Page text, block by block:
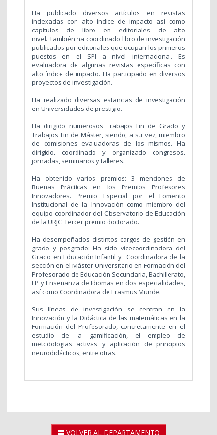
Ha publicado diversos artículos en revistas
indexadas con alto índice de impacto así como
capítulos de libro en editoriales de alto
nivel. También ha coordinado libro de investigación
publicados por editoriales que ocupan los primeros
puestos en el SPI a nivel internacional. Es
evaluadora de algunas revistas específicas con
alto índice de impacto. Ha participado en diversos
proyectos de investigación.
Ha realizado diversas estancias de investigación
en Universidades de prestigio.
Ha dirigido numerosos Trabajos Fin de Grado y
Trabajos Fin de Máster, siendo, a su vez, miembro
de comisiones evaluadoras de los mismos. Ha
dirigido, coordinado y organizado congresos,
jornadas, seminarios y talleres.
Ha obtenido varios premios: 3 menciones de
Buenas Prácticas en los Premios Profesores
Innovadores. Premio Especial por el Fomento
Institucional de la Innovación como miembro del
equipo coordinador del Observatorio de Educación
de la URJC. Tercer premio doctorado.
Ha desempeñados distintos cargos de gestión en
grado y posgrado: Ha sido vicecoordinadora del
Grado en Educación Infantil y Coordinadora de la
sección en el Máster Universitario en Formación del
Profesorado de Educación Secundaria, Bachillerato,
FP y Enseñanza de Idiomas en dos especialidades,
así como Coordinadora de Erasmus Munde.
Sus líneas de investigación se centran en la
Innovación y la Didáctica de las matemáticas en la
Formación del Profesorado, concretamente en el
estudio de la gamificación, el empleo de
metodologías activas y aplicación de principios
neurodidácticos, entre otras.
VOLVER AL DEPARTAMENTO